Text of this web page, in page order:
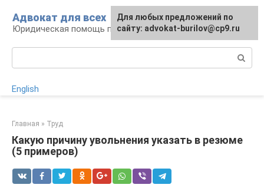
контенту
Адвокат для всех
Юридическая помощь по любому вопросу
English
Главная » Труд
Какую причину увольнения указать в резюме
(5 примеров)
Для любых предложений по
сайту: advokat-burilov@cp9.ru